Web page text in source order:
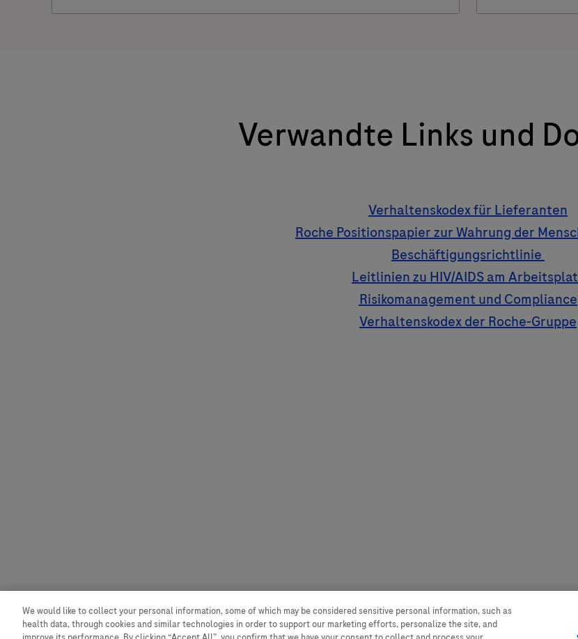
Verwandte Links und
Verhaltenskodex für Lieferanten
Roche Positionspapier zur Wahrung der
Beschäftigungsrichtlinie
Leitlinien zu HIV/AIDS am
Risikomanagement und Compliance
Verhaltenskodex der Roche-Gruppe
We would like to collect your personal information, some of which may be considered sensitive personal information, such as
health data, through cookies and similar technologies in order to support our marketing efforts, personalize the site, and